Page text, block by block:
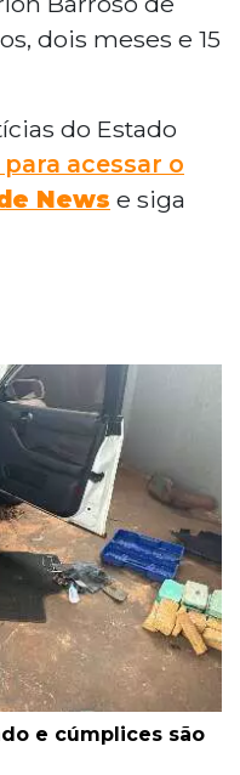
dois meses e 15
do Estado
acessar o
News e siga
e cúmplices são